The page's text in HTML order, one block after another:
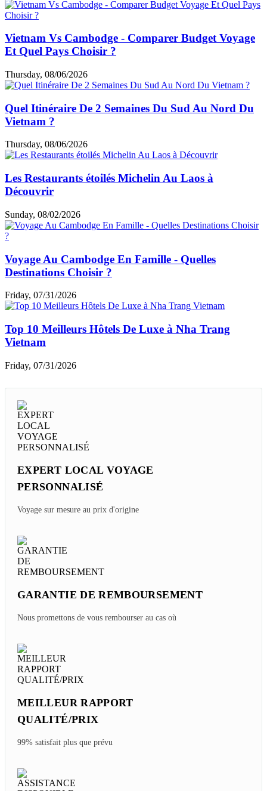
semaines.
Guide voyage par thème
Cuisine & café
Top hébergements
Informations utiles
Expériences des clients
Articles similaires
Et Quel Pays Choisir ?
Thursday, 08/06/2026
Quel Itinéraire De 2 Semaines Du Sud Au Nord Du
Thursday, 08/06/2026
Les Restaurants étoilés Michelin Au Laos à
Voyage Au Cambodge En Famille - Quelles
Destinations Choisir ?
Top 10 Meilleurs Hôtels De Luxe à Nha Trang
Vietnam
PERSONNALISÉ
Voyage sur mesure au prix d'origine
Nous promettons de vous rembourser au cas où